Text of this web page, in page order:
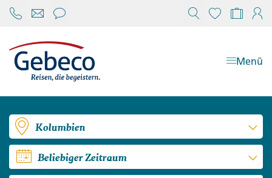
Chat öffnen Mein
Menü
Kolumbien
Beliebiger Zeitraum